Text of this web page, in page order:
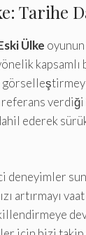
Tarihe
Ülke oyunun
kapsamlı
referans
ederek
deneyimler
artırmayı